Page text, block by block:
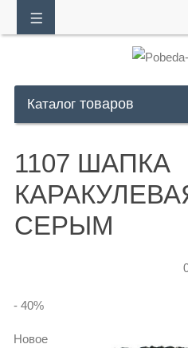
Обратный
звонок
+7
925
302
Whatsapp:
Каталогтоваров
1107 ШАПКА
СЕРЫМ
- 40%
Новое